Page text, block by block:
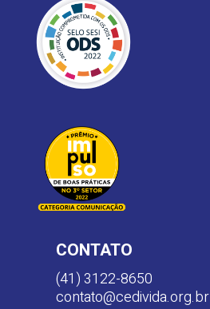
CONTATO
(41) 3122-8650
contato@cedivida.org.br